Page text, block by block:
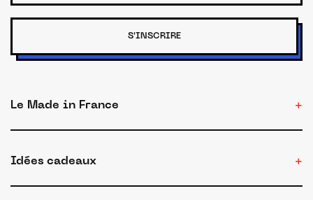
S'INSCRIRE
Le Made in France
Idées cadeaux